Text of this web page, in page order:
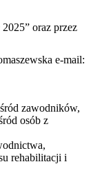
oraz przez
e-mail:
zawodników,
osób z
rehabilitacji i